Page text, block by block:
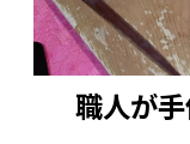
職人が